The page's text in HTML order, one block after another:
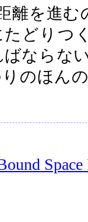
離を進む
どりつ
ならな
のほん